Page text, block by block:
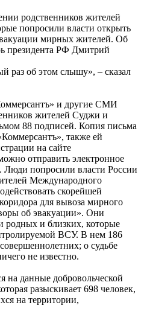
родственников жителей
попросили власти открыть
мирных жителей. Об
президента РФ Дмитрий
раз об этом слышу», – сказал
и другие СМИ
жителей Суджи и
88 подписей. Копия письма
также ей
на сайте
отправить электронное
Люди попросили власти России
Международного
скорейшей
для вывоза мирного
об эвакуации». Они
родных и близких, которые
ВСУ. В нем 186
о судьбе
не известно.
на данные добровольческой
разыскивает 698 человек,
на территории,